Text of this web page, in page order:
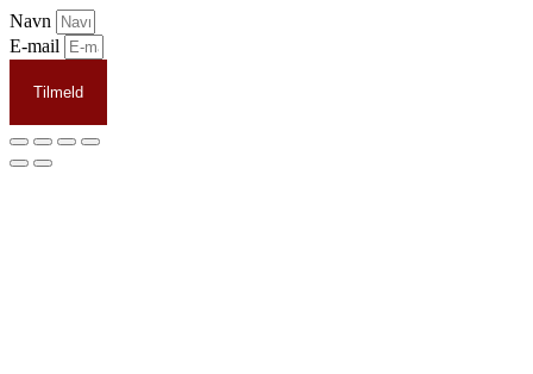
Navn
E-mail
Tilmeld